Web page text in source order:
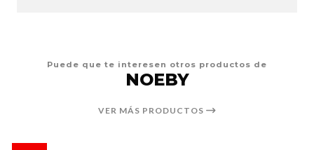
Puede que te interesen otros productos de
NOEBY
VER MÁS PRODUCTOS